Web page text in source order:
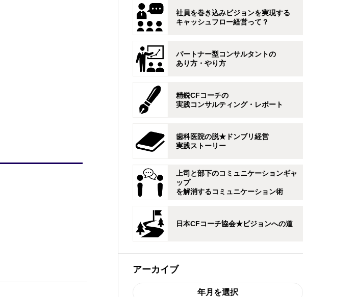
社員を巻き込みビジョンを実現する
キャッシュフロー経営って？
パートナー型コンサルタントの
あり方・やり方
精鋭CFコーチの
実践コンサルティング・レポート
歯科医院の脱★ドンブリ経営
実践ストーリー
上司と部下のコミュニケーションギャ
ップ
を解消するコミュニケーション術
日本CFコーチ協会★ビジョンへの道
アーカイブ
年月を選択